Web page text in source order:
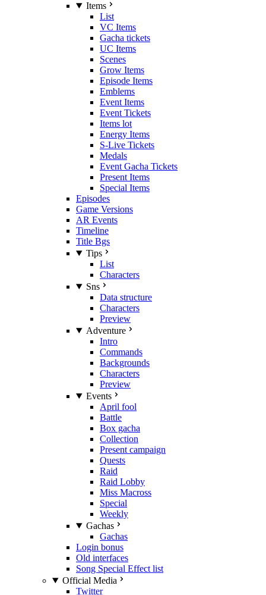
Items
List
VC Items
Gacha tickets
UC Items
Scenes
Grow Items
Episode Items
Emblems
Event Items
Event Tickets
Items lot
Energy Items
S-Live Tickets
Medals
Event Gacha Tickets
Present Items
Special Items
Episodes
Game Versions
AR Events
Timeline
Title Bgs
Tips
List
Characters
Sns
Data structure
Characters
Preview
Adventure
Intro
Commands
Backgrounds
Characters
Preview
Events
April fool
Battle
Box gacha
Collection
Present campaign
Quests
Raid
Raid Lobby
Miss Macross
Special
Weekly
Gachas
Gachas
Login bonus
Old interfaces
Song Special Effect list
Official Media
Twitter